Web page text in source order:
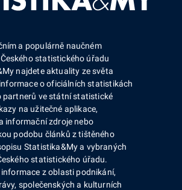
a populárně naučném
statistického úřadu
najdete aktuality ze světa
o oficiálních statistikách
partnerů ve státní statistické
na užitečné aplikace,
informační zdroje nebo
podobu článků z tištěného
Statistika&My a vybraných
statistického úřadu.
informace z oblasti podnikání,
společenských a kulturních